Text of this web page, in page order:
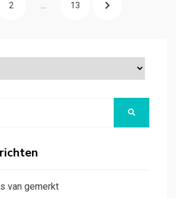
PAGINA
2 … PAGINA
13 VOLGENDE
van gemerkt